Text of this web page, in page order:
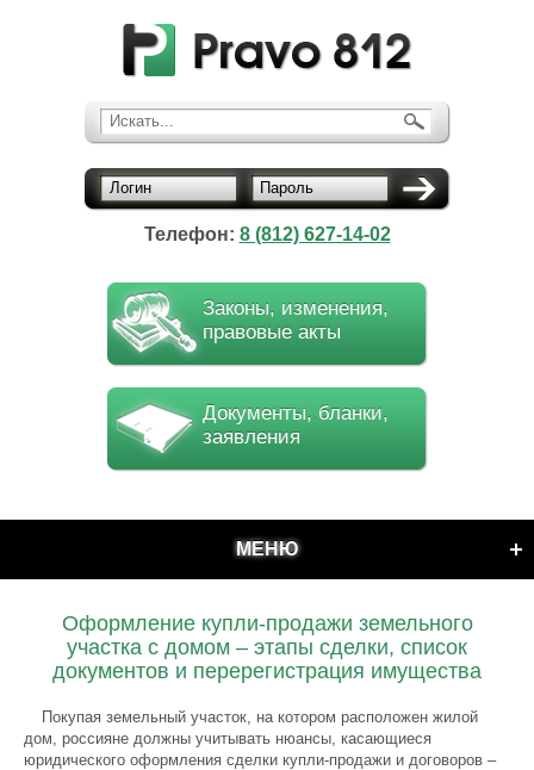
Искать...
Логин Пароль
Телефон: 8 (812) 627-14-02
Законы, изменения,
правовые акты
Документы, бланки,
заявления
МЕНЮ
Оформление купли-продажи земельного
участка с домом – этапы сделки, список
документов и перерегистрация имущества
Покупая земельный участок, на котором расположен жилой
дом, россияне должны учитывать нюансы, касающиеся
юридического оформления сделки купли-продажи и договоров –